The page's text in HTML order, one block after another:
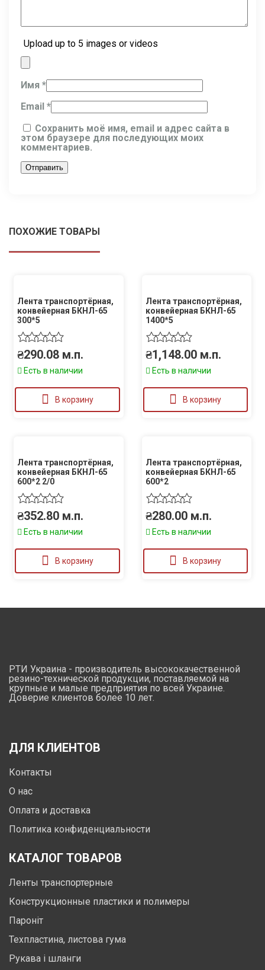
Upload up to 5 images or videos
Имя *
Email *
Сохранить моё имя, email и адрес сайта в
этом браузере для последующих моих
комментариев.
ПОХОЖИЕ ТОВАРЫ
Лента транспортёрная,
конвейерная БКНЛ-65
300*5
₴290.08 м.п.
Есть в наличии
В корзину
Лента транспортёрная,
конвейерная БКНЛ-65
1400*5
₴1,148.00 м.п.
Есть в наличии
В корзину
Лента транспортёрная,
конвейерная БКНЛ-65
600*2 2/0
₴352.80 м.п.
Есть в наличии
В корзину
Лента транспортёрная,
конвейерная БКНЛ-65
600*2
₴280.00 м.п.
Есть в наличии
В корзину
РТИ Украина - производитель высококачественной
резино-технической продукции, поставляемой на
крупные и малые предприятия по всей Украине.
Доверие клиентов более 10 лет.
ДЛЯ КЛИЕНТОВ
Контакты
О нас
Оплата и доставка
Политика конфиденциальности
КАТАЛОГ ТОВАРОВ
Ленты транспортерные
Конструкционные пластики и полимеры
Пароніт
Техпластина, листова гума
Рукава і шланги